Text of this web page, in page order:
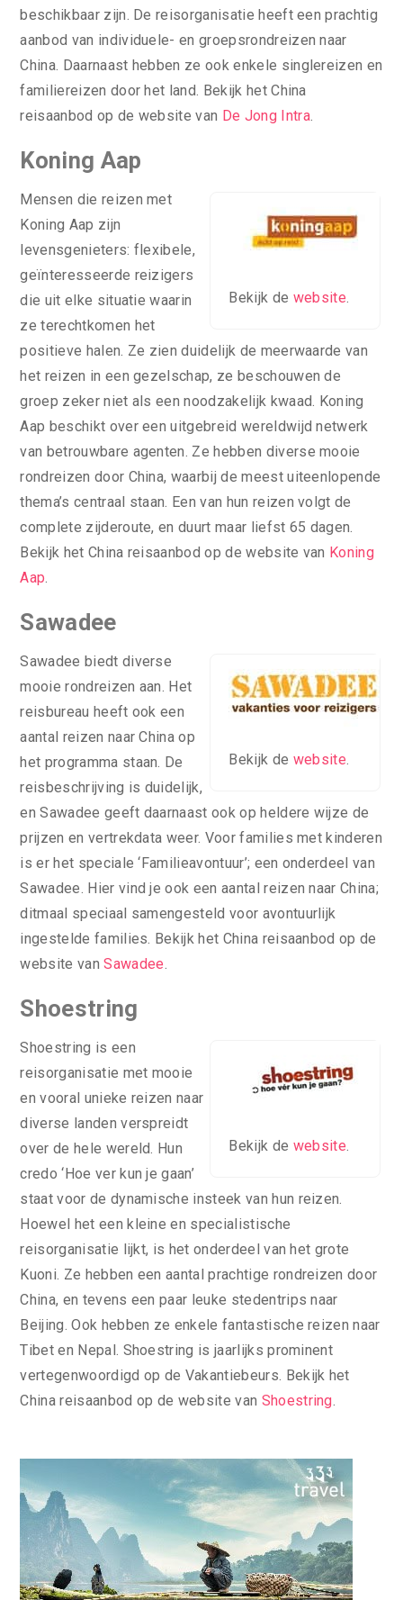
beschikbaar zijn. De reisorganisatie heeft een prachtig
aanbod van individuele- en groepsrondreizen naar
China. Daarnaast hebben ze ook enkele singlereizen en
familiereizen door het land. Bekijk het China
reisaanbod op de website van De Jong Intra.
Koning Aap
Bekijk de website.
Mensen die reizen met
Koning Aap zijn
levensgenieters: flexibele,
geïnteresseerde reizigers
die uit elke situatie waarin
ze terechtkomen het
positieve halen. Ze zien duidelijk de meerwaarde van
het reizen in een gezelschap, ze beschouwen de
groep zeker niet als een noodzakelijk kwaad. Koning
Aap beschikt over een uitgebreid wereldwijd netwerk
van betrouwbare agenten. Ze hebben diverse mooie
rondreizen door China, waarbij de meest uiteenlopende
thema’s centraal staan. Een van hun reizen volgt de
complete zijderoute, en duurt maar liefst 65 dagen.
Bekijk het China reisaanbod op de website van Koning
Aap.
Sawadee
Bekijk de website.
Sawadee biedt diverse
mooie rondreizen aan. Het
reisbureau heeft ook een
aantal reizen naar China op
het programma staan. De
reisbeschrijving is duidelijk,
en Sawadee geeft daarnaast ook op heldere wijze de
prijzen en vertrekdata weer. Voor families met kinderen
is er het speciale ‘Familieavontuur’; een onderdeel van
Sawadee. Hier vind je ook een aantal reizen naar China;
ditmaal speciaal samengesteld voor avontuurlijk
ingestelde families. Bekijk het China reisaanbod op de
website vanSawadee.
Shoestring
Bekijk de website.
Shoestring is een
reisorganisatie met mooie
en vooral unieke reizen naar
diverse landen verspreidt
over de hele wereld. Hun
credo ‘Hoe ver kun je gaan’
staat voor de dynamische insteek van hun reizen.
Hoewel het een kleine en specialistische
reisorganisatie lijkt, is het onderdeel van het grote
Kuoni. Ze hebben een aantal prachtige rondreizen door
China, en tevens een paar leuke stedentrips naar
Beijing. Ook hebben ze enkele fantastische reizen naar
Tibet en Nepal. Shoestring is jaarlijks prominent
vertegenwoordigd op de Vakantiebeurs. Bekijk het
China reisaanbod op de website van Shoestring.